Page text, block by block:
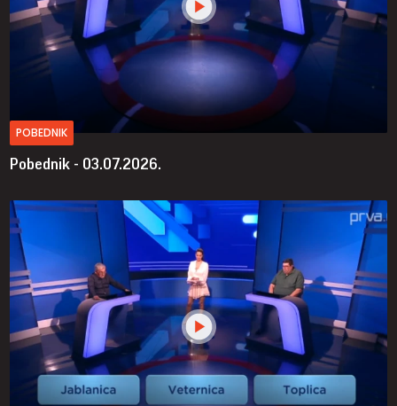
POBEDNIK
Pobednik - 03.07.2026.